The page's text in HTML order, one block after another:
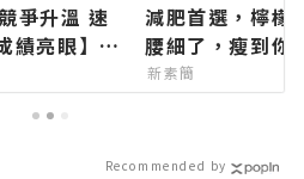
爭升溫 速
績亮眼】∣
新的在地資
減肥首選，檸檬
腰細了，瘦到你
新素簡
Recommended by